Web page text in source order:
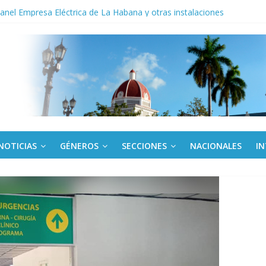
opacado por el alcohol
Libro y el legado editorial cubano
cubanos en certamen de ballet en Sudáfrica
para los niños trabajamos
GÉNEROS SECCIONES NACIONALES